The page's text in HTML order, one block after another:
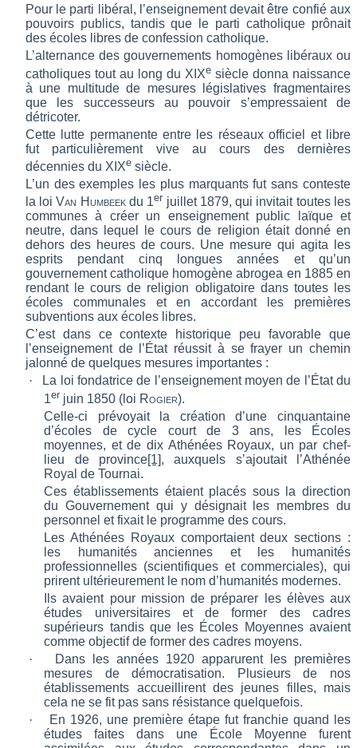
Pour le parti libéral, l’enseignement devait être confié aux
pouvoirs publics, tandis que le parti catholique prônait
des écoles libres de confession catholique.
L’alternance des gouvernements homogènes libéraux ou
catholiques tout au long du XIXesiècle donna naissance
à une multitude de mesures législatives fragmentaires
que les successeurs au pouvoir s’empressaient de
détricoter.
Cette lutte permanente entre les réseaux officiel et libre
fut particulièrement vive au cours des dernières
décennies du XIXesiècle.
L’un des exemples les plus marquants fut sans conteste
la loiVan Humbeekdu 1er juillet 1879, qui invitait toutes les
communes à créer un enseignement public laïque et
neutre, dans lequel le cours de religion était donné en
dehors des heures de cours. Une mesure qui agita les
esprits pendant cinq longues années et qu’un
gouvernement catholique homogène abrogea en 1885 en
rendant le cours de religion obligatoire dans toutes les
écoles communales et en accordant les premières
subventions aux écoles libres.
C’est dans ce contexte historique peu favorable que
l’enseignement de l’État réussit à se frayer un chemin
jalonné de quelques mesures importantes :
·
La loi fondatrice de l’enseignement moyen de l’État du
1er juin 1850 (loi Rogier).
Celle-ci prévoyait la création d’une cinquantaine
d’écoles de cycle court de 3 ans, les
Écoles
moyennes, et de dix Athénées Royaux, un par chef-
lieu de province[1], auxquels s’ajoutait l’Athénée
Royal de Tournai.
Ces établissements étaient placés sous la direction
du Gouvernement qui y désignait les membres du
personnel et fixait le programme des cours.
Les Athénées Royaux comportaient deux sections :
les humanités anciennes et les humanités
professionnelles (scientifiques et commerciales), qui
prirent ultérieurement le nom d’humanités modernes.
Ils avaient pour mission de préparer les élèves aux
études universitaires et de former des cadres
supérieurs tandis que les Écoles Moyennes avaient
comme objectif de former des cadres moyens.
·
Dans les années 1920 apparurent les premières
mesures de démocratisation. Plusieurs de nos
établissements accueillirent des jeunes filles, mais
cela ne se fit pas sans résistance quelquefois.
·
En 1926, une première étape fut franchie quand les
études faites dans une École Moyenne furent